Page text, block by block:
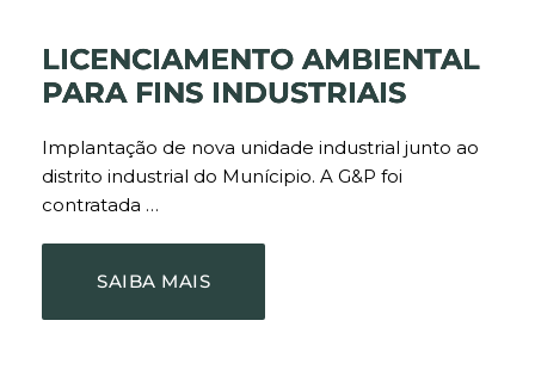
LICENCIAMENTO AMBIENTAL
PARA FINS INDUSTRIAIS
Implantação de nova unidade industrial junto ao
distrito industrial do Munícipio. A G&P foi
contratada …
SAIBA MAIS